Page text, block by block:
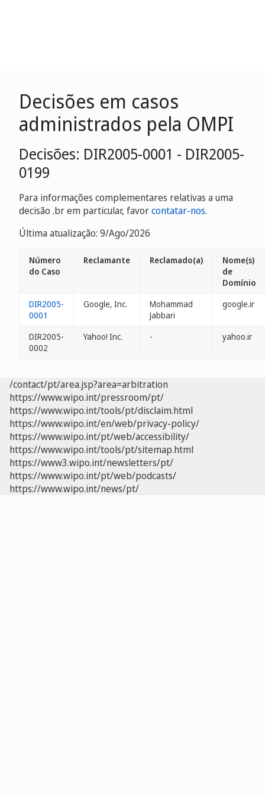
Decisões em casos
administrados pela OMPI
Decisões: DIR2005-0001 - DIR2005-
0199
Para informações complementares relativas a uma
decisão .br em particular, favorcontatar-nos.
Última atualização: 9/Ago/2026
Número
do Caso
Reclamante Reclamado(a)
Nome(s)
de
Domínio
DIR2005-
0001
Google, Inc.
Mohammad
Jabbari
google.ir
DIR2005-
0002
Yahoo! Inc. - yahoo.ir
/contact/pt/area.jsp?area=arbitration
https://www.wipo.int/pressroom/pt/
https://www.wipo.int/tools/pt/disclaim.html
https://www.wipo.int/en/web/privacy-policy/
https://www.wipo.int/pt/web/accessibility/
https://www.wipo.int/tools/pt/sitemap.html
https://www3.wipo.int/newsletters/pt/
https://www.wipo.int/pt/web/podcasts/
https://www.wipo.int/news/pt/